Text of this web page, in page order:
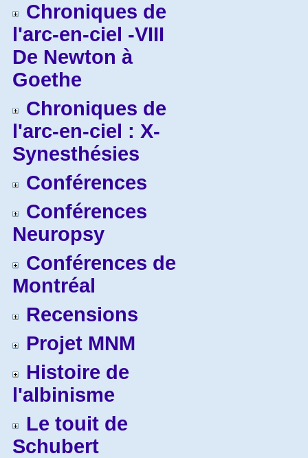
Chroniques de
l'arc-en-ciel -VIII
De Newton à
Goethe
Chroniques de
l'arc-en-ciel : X-
Synesthésies
Conférences
Conférences
Neuropsy
Conférences de
Montréal
Recensions
Projet MNM
Histoire de
l'albinisme
Le touit de
Schubert